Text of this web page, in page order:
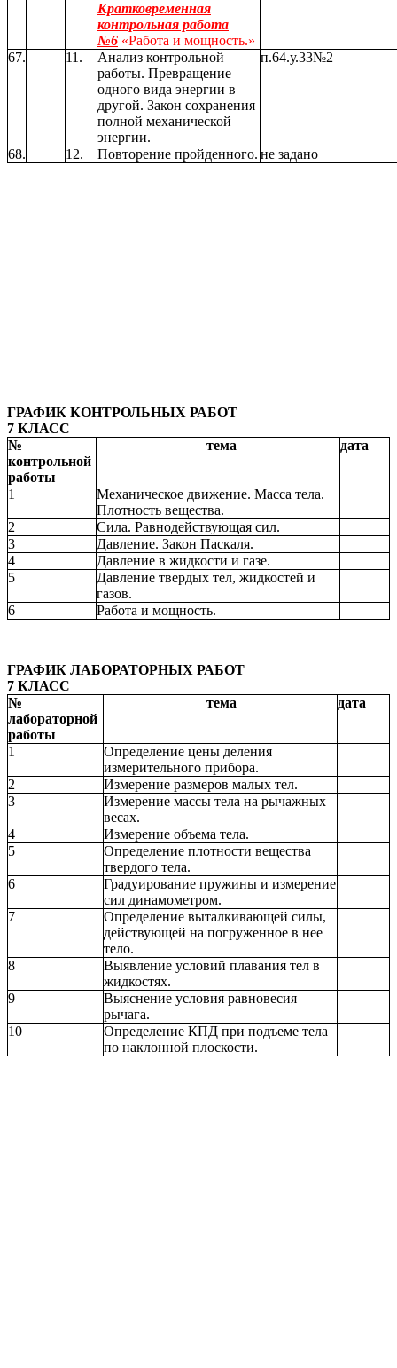
Кратковременная
контрольная работа
№6 «Работа и мощность.»
67.
11.
Анализ контрольной
работы. Превращение
одного вида энергии в
другой. Закон сохранения
полной механической
энергии.
п.64.у.33№2
68. 12. Повторение пройденного. не задано
ГРАФИК КОНТРОЛЬНЫХ РАБОТ
7 КЛАСС
№
контрольной
работы
тема дата
1
Механическое движение. Масса тела.
Плотность вещества.
2
Сила. Равнодействующая сил.
3
Давление. Закон Паскаля.
4
Давление в жидкости и газе.
5
Давление твердых тел, жидкостей и
газов.
6
Работа и мощность.
ГРАФИК ЛАБОРАТОРНЫХ РАБОТ
7 КЛАСС
№
лабораторной
работы
тема дата
1
Определение цены деления
измерительного прибора.
2
Измерение размеров малых тел.
3
Измерение массы тела на рычажных
весах.
4
Измерение объема тела.
5
Определение плотности вещества
твердого тела.
6
Градуирование пружины и измерение
сил динамометром.
7
Определение выталкивающей силы,
действующей на погруженное в нее
тело.
8
Выявление условий плавания тел в
жидкостях.
9
Выяснение условия равновесия
рычага.
10
Определение КПД при подъеме тела
по наклонной плоскости.